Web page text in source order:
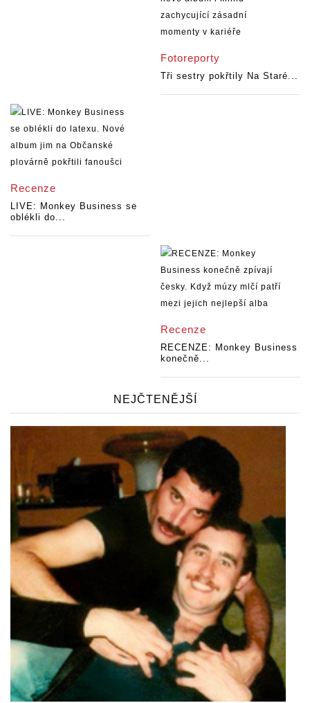
Fotoreporty
Tři sestry pokřtily Na Staré...
Recenze
LIVE: Monkey Business se
oblékli do...
Recenze
RECENZE: Monkey Business
konečně...
NEJČTENĚJŠÍ